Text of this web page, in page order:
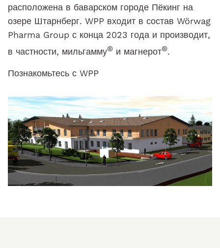
расположена в баварском городе Пёкинг на
озере Штарнберг. WPP входит в состав Wörwag
Pharma Group с конца 2023 года и производит,
в частности, мильгамму® и магнерот®.
Познакомьтесь с WPP